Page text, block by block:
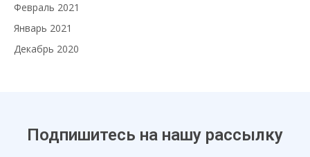
Февраль 2021
Январь 2021
Декабрь 2020
Подпишитесь на нашу рассылку